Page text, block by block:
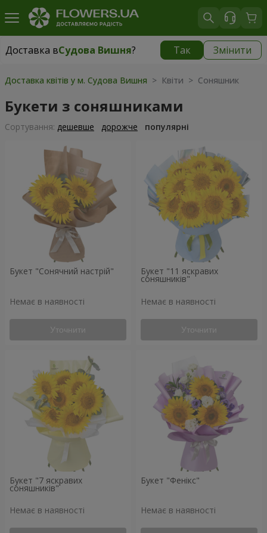
Доставка вСудова Вишня? Так Змінити
Доставка вСудова Вишня|
Доставка квітів у м. Судова Вишня > Квіти > Соняшник
Букети з соняшниками
Сортування: дешевше дорожче популярні
Букет "Сонячний настрій"
Немає в наявності
Уточнити
Букет "11 яскравих
соняшників"
Немає в наявності
Уточнити
Букет "7 яскравих
соняшників"
Немає в наявності
Букет "Фенікс"
Немає в наявності